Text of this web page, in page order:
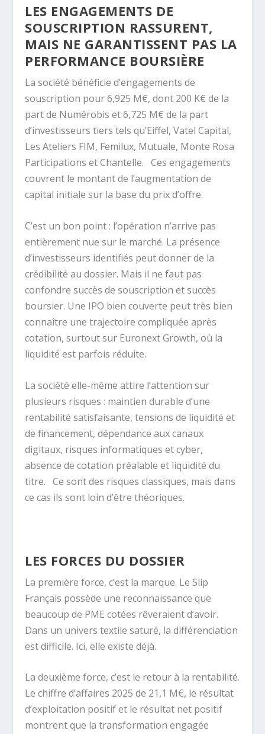
LES ENGAGEMENTS DE
SOUSCRIPTION RASSURENT,
MAIS NE GARANTISSENT PAS LA
PERFORMANCE BOURSIÈRE
La société bénéficie d’engagements de
souscription pour 6,925 M€, dont 200 K€ de la
part de Numérobis et 6,725 M€ de la part
d’investisseurs tiers tels qu’Eiffel, Vatel Capital,
Les Ateliers FIM, Femilux, Mutuale, Monte Rosa
Participations et Chantelle.
Ces engagements
couvrent le montant de l’augmentation de
capital initiale sur la base du prix d’offre.
C’est un bon point : l’opération n’arrive pas
entièrement nue sur le marché. La présence
d’investisseurs identifiés peut donner de la
crédibilité au dossier. Mais il ne faut pas
confondre succès de souscription et succès
boursier. Une IPO bien couverte peut très bien
connaître une trajectoire compliquée après
cotation, surtout sur Euronext Growth, où la
liquidité est parfois réduite.
La société elle-même attire l’attention sur
plusieurs risques : maintien durable d’une
rentabilité satisfaisante, tensions de liquidité et
de financement, dépendance aux canaux
digitaux, risques informatiques et cyber,
absence de cotation préalable et liquidité du
titre.
Ce sont des risques classiques, mais dans
ce cas ils sont loin d’être théoriques.
LES FORCES DU DOSSIER
La première force, c’est la marque. Le Slip
Français possède une reconnaissance que
beaucoup de PME cotées rêveraient d’avoir.
Dans un univers textile saturé, la différenciation
est difficile. Ici, elle existe déjà.
La deuxième force, c’est le retour à la rentabilité.
Le chiffre d’affaires 2025 de 21,1 M€, le résultat
d’exploitation positif et le résultat net positif
montrent que la transformation engagée